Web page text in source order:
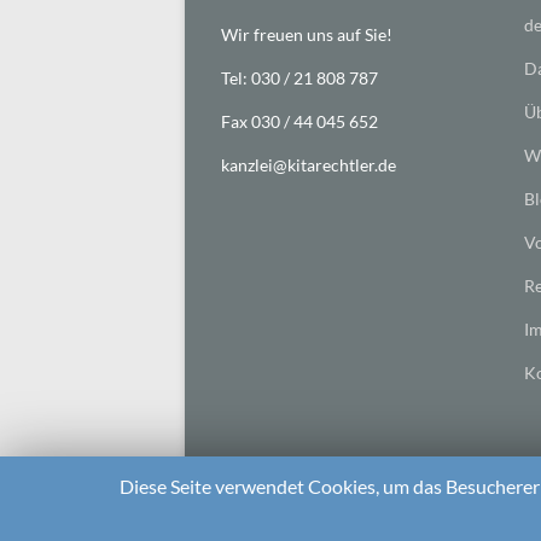
Wir freuen uns auf Sie!
Tel: 030 / 21 808 787
Fax 030 / 44 045 652
kanzlei@kitarechtler.de
Diese Seite verwendet Cookies, um das